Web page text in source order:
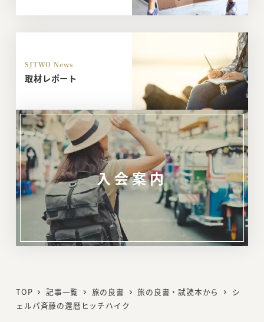
SJTWO News
取材レポート
入会案内
TOP 記事一覧 旅の良書 旅の良書・試読本から
シ
ェルパ斉藤の還暦ヒッチハイク